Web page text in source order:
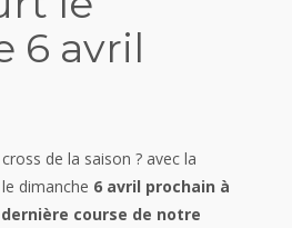
6 avril
de la saison ? avec la
dimanche 6 avril prochain à
dernière course de notre